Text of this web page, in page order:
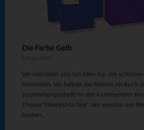
Green October
Megadog
Die Farbe Gelb
Wir möchten uns bei allen für die schönen
bedanken. Wir haben die besten im Buch
zusammengestellt! In der kommenden
Thema "Meeresfrüchte". Wir werden am
besten...